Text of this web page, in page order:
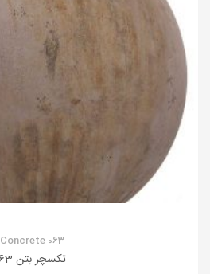
Concrete 063
تکسچر بتن 63